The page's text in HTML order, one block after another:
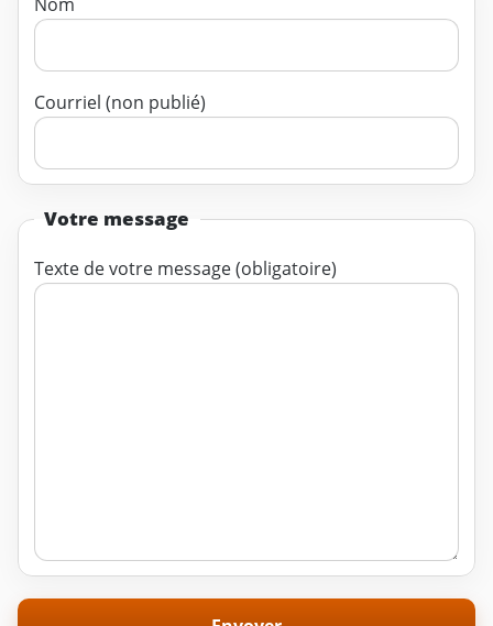
Courriel (non publié)
Votre message
Texte de votre message (obligatoire)